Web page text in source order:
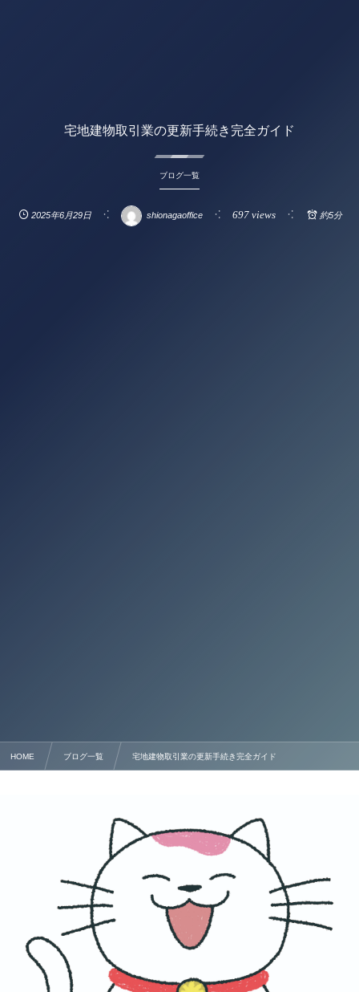
宅地建物取引業の更新手続き完全ガイド
ブログ一覧
2025年6月29日 shionagaoffice 697 views 約5分
HOME ブログ一覧 宅地建物取引業の更新手続き完全ガイド